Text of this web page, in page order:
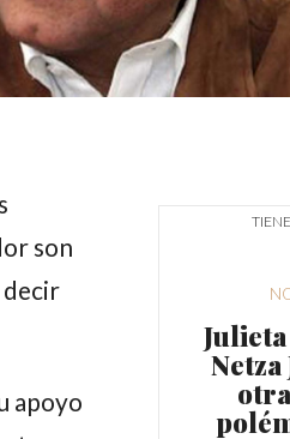
son
decir
apoyo